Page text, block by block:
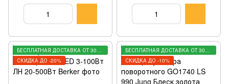
БЕСПЛАТНАЯ ДОСТАВКА ОТ 3000 ГРН
СКИДКА ДО -20%
БЕСПЛАТНАЯ ДОСТАВКА ОТ 3000 ГРН
СКИДКА ДО -10%